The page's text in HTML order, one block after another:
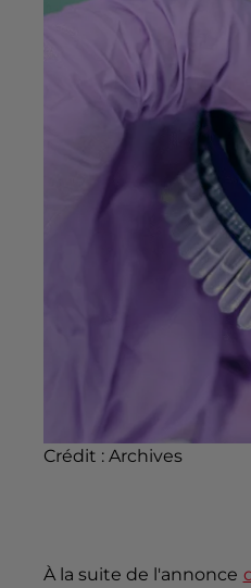
Crédit : Archives
À la suite de l'annonce